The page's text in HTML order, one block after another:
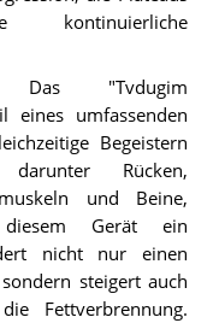
Das "Tvdugim
eines umfassenden
Begeistern
darunter Rücken,
und Beine,
Gerät ein
nicht nur einen
steigert auch
Fettverbrennung.